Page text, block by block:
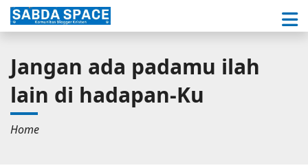
Jangan ada padamu ilah
lain di hadapan-Ku
Home